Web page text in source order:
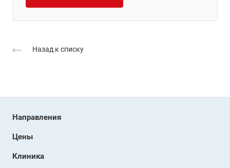
Назад к списку
Направления
Цены
Клиника